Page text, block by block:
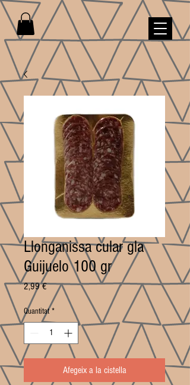
Llonganissa cular gla
Guijuelo 100 gr
2,99 €Price
Quantitat *
Afegeix a la cistella